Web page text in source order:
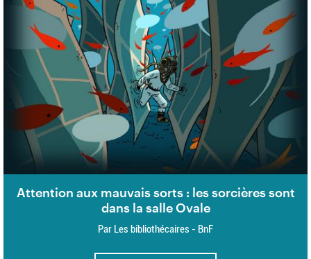
Attention aux mauvais sorts : les sorcières sont
dans la salle Ovale
Par Les bibliothécaires - BnF